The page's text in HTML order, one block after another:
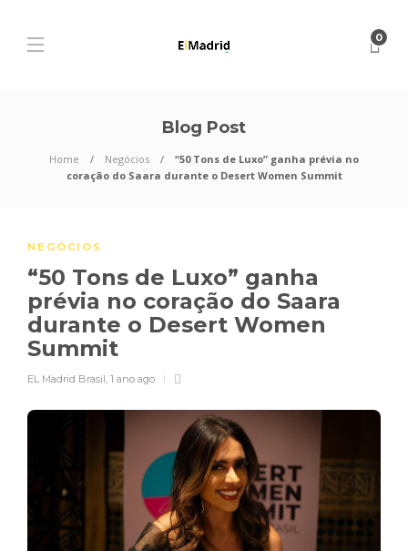
0
Blog Post
Home Negócios
“50 Tons de Luxo” ganha prévia no
coração do Saara durante o Desert Women Summit
NEGÓCIOS
“50 Tons de Luxo” ganha
prévia no coração do Saara
durante o Desert Women
Summit
EL Madrid Brasil, 1 ano ago